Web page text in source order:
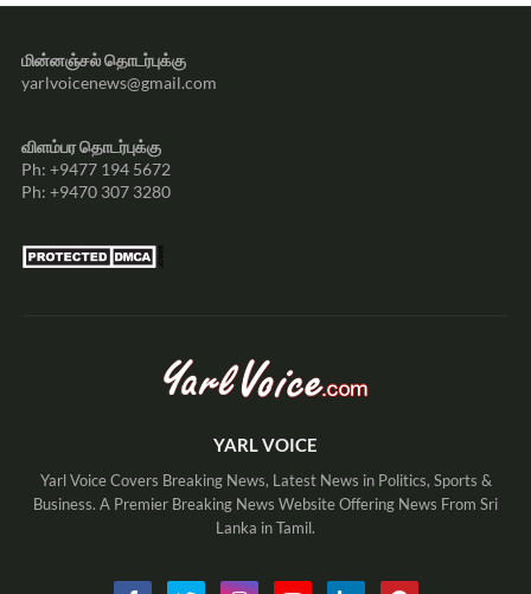
மின்னஞ்சல் தொடர்புக்கு
yarlvoicenews@gmail.com
விளம்பர தொடர்புக்கு
Ph: +9477 194 5672
Ph: +9470 307 3280
YARL VOICE
Yarl Voice Covers Breaking News, Latest News in Politics, Sports &
Business. A Premier Breaking News Website Offering News From Sri
Lanka in Tamil.